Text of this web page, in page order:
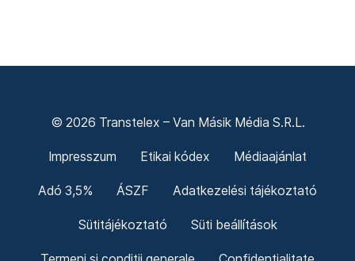
© 2026 Transtelex – Van Másik Média S.R.L.
Impresszum Etikai kódex Médiaajánlat
Adó 3,5% ÁSZF Adatkezelési tájékoztató
Sütitájékoztató Süti beállítások